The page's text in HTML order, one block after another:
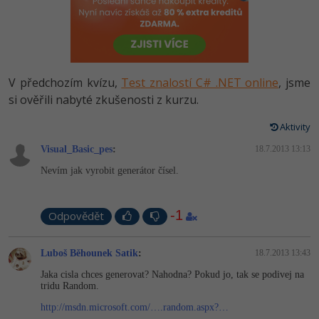
HTML5, CSS3, Bootstrap, SEO
SQL a databáze
Testování a verzování
ASP.NET MVC
Django
Best practices
JavaScript
Python
MS-SQL
Vývojář mobilních aplikací
Specialista na AI a bigdata
C# Game developer
Webdesigner
Tester
Systémový administrátor
Grafik / UX/UI návrhář
Projektový manažer
Databázový analytik
Python -80%
JavaScript -80%
PHP
-80%
Swift
Kotlin -80%
C -80%
VB.NET
SQL
Návrh SW -80%
V předchozím kvízu, Test znalostí C# .NET online, jsme
si ověřili nabyté zkušenosti z kurzu.
Aktivity
Visual_Basic_pes: 18.7.2013 13:13
Nevím jak vyrobit generátor čísel.
Odpovědět -1
Luboš Běhounek Satik: 18.7.2013 13:43
Jaka cisla chces generovat? Nahodna? Pokud jo, tak se podivej na
tridu Random.
http://msdn.microsoft.com/….random.aspx?…